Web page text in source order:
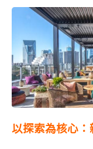
以探索為核心：